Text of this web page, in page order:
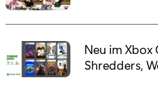
Neu im Xbox
Shredders,